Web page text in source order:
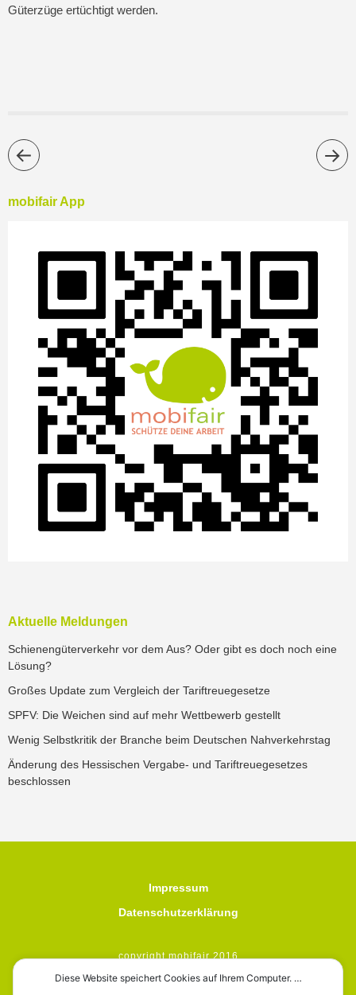
Güterzüge ertüchtigt werden.
mobifair App
Aktuelle Meldungen
Schienengüterverkehr vor dem Aus? Oder gibt es doch noch eine
Lösung?
Großes Update zum Vergleich der Tariftreuegesetze
SPFV: Die Weichen sind auf mehr Wettbewerb gestellt
Wenig Selbstkritik der Branche beim Deutschen Nahverkehrstag
Änderung des Hessischen Vergabe- und Tariftreuegesetzes
beschlossen
Impressum
Datenschutzerklärung
copyright mobifair 2016
Diese Website speichert Cookies auf Ihrem Computer. …